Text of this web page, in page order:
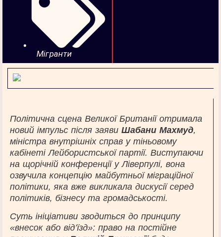
Мігранти
Політична сцена Великої Британії отримала
новий імпульс після заяви Шабани Махмуд,
міністра внутрішніх справ у тіньовому
кабінеті Лейбористської партії. Виступаючи
на щорічній конференції у Ліверпулі, вона
озвучила концепцію майбутньої міграційної
політики, яка вже викликала дискусії серед
політиків, бізнесу та громадськості.
Суть ініціативи зводиться до принципу
«внесок або від’їзд»: право на постійне